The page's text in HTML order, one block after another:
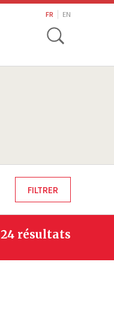
FR EN
Toggle
24 résultats